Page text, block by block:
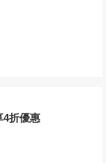
折優惠